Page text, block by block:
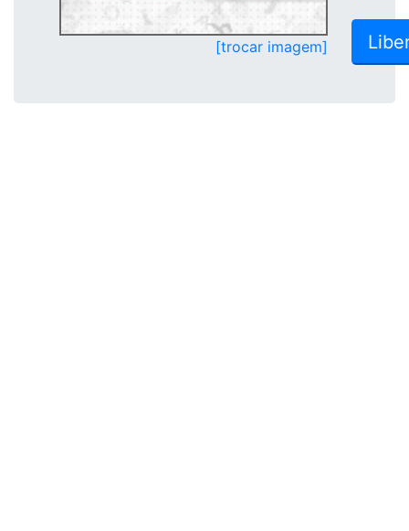
[trocar imagem]